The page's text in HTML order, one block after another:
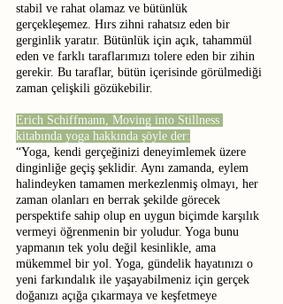
stabil ve rahat olamaz ve bütünlük
gerçekleşemez. Hırs zihni rahatsız eden bir
gerginlik yaratır. Bütünlük için açık, tahammül
eden ve farklı taraflarımızı tolere eden bir zihin
gerekir. Bu taraflar, bütün içerisinde görülmediği
zaman çelişkili gözükebilir.
Erich Schiffmann, Moving into Stillness
kitabında yoga hakkında şöyle der:
“Yoga, kendi gerçeğinizi deneyimlemek üzere
dinginliğe geçiş şeklidir. Aynı zamanda, eylem
halindeyken tamamen merkezlenmiş olmayı, her
zaman olanları en berrak şekilde görecek
perspektife sahip olup en uygun biçimde karşılık
vermeyi öğrenmenin bir yoludur. Yoga bunu
yapmanın tek yolu değil kesinlikle, ama
mükemmel bir yol. Yoga, gündelik hayatınızı o
yeni farkındalık ile yaşayabilmeniz için gerçek
doğanızı açığa çıkarmaya ve keşfetmeye